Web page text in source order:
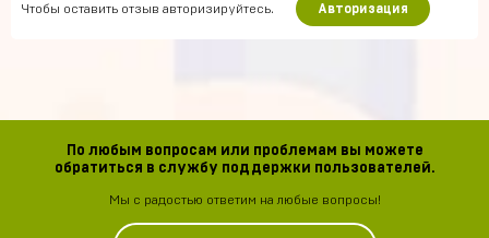
Чтобы оставить отзыв авторизируйтесь. Авторизация
По любым вопросам или проблемам вы можете
обратиться в службу поддержки пользователей.
Мы с радостью ответим на любые вопросы!